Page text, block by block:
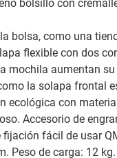
bolsillo con
bolsa, como una
flexible con dos
mochila aumentan
la solapa frontal
ecológica con
Accesorio de
fácil de usar
Peso de carga: 12 kg.